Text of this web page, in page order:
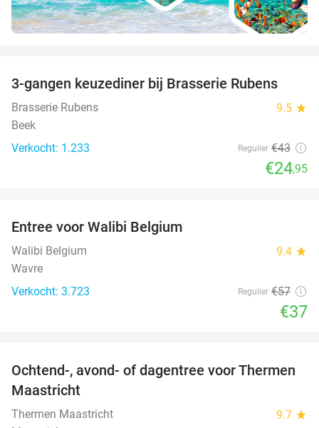
42%
3-gangen keuzediner bij Brasserie Rubens
Brasserie Rubens 9.5 star
Beek
Verkocht: 1.233
Regulier €43
€24,95
Entree voor Walibi Belgium
Walibi Belgium 9.4 star
Wavre
Verkocht: 3.723
Regulier €57
€37
25%
Ochtend-, avond- of dagentree voor Thermen
Maastricht
Thermen Maastricht 9.7 star